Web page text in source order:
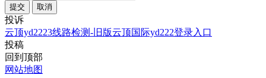
提交 取消
投诉
云顶yd2223线路检测-旧版云顶国际yd222登录入口
投稿
回到顶部
网站地图